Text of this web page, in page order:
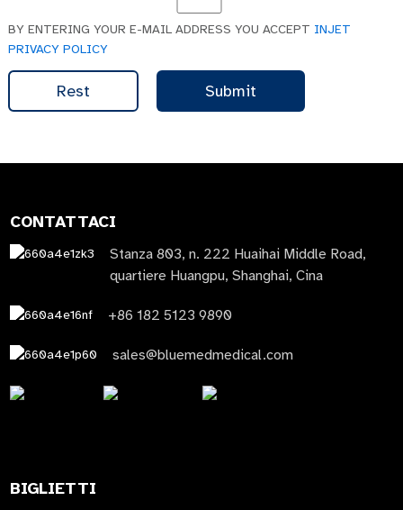
BY ENTERING YOUR E-MAIL ADDRESS YOU ACCEPT INJET
PRIVACY POLICY
Rest Submit
CONTATTACI
Stanza 803, n. 222 Huaihai Middle Road,
quartiere Huangpu, Shanghai, Cina
+86 182 5123 9890
sales@bluemedmedical.com
BIGLIETTI